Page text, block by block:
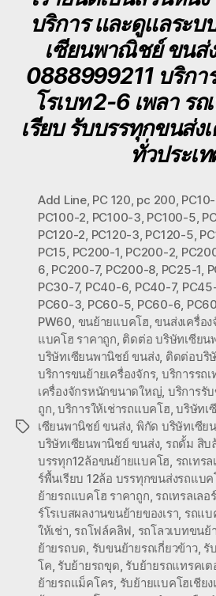
บริการ และดูแลระ
เซียนพาณิชย์ ขนส่
0888999211 บริกา
โรเบท 2-6 เพลา รถ
เรียบ รับบรรทุกขนส่ง
ทั่วประเ
Tags
Add Line, PC 120, pc 200,
PC100-2, PC100-3, PC100-5,
PC120-2, PC120-3, PC120-5,
PC15, PC200-1, PC200-2,
6, PC200-7, PC200-8, PC25-1,
PC30-7, PC40-6, PC40-7,
PC60-3, PC60-5, PC60-6,
PW60, ขนย้ายแบคโฮ,ขนส่งเครื่อง
แบคโฮ ราคาถูก, ติดต่อ บริษัทเซีย
บริษัทเซียนพานิชย์ ขนส่ง, ติดต่อบริ
บริการขนย้ายเครื่องจักร, บริการรถ
เครื่องจักรหนักขนาดใหญ่, บริการรั
ถูก, บริการให้เช่ารถแบคโฮ,บริษัทเ
เซียนพานิชย์ ขนส่ง, พิกัด บริษัทเซีย
บริษัทเซียนพานิชย์ ขนส่ง, รถดั้ม สิบ
บรรทุก12ล้อขนย้ายแบคโฮ, รถเทร
ร์พื้นเรียบ 12ล้อ บรรทุกขนส่งรถแบค
ย้ายรถแบคโฮ ราคาถูก, รถเทรลเลอ
ร์โรเบสผลงานขนย้ายของเรา, รถแบ
ให้เช่า, รถโฟล์คลิฟ, รถโลวเบทขน
ย้ายรถบด, รับขนย้ายรถเกี่ยวข้าว, รั
โค, รับย้ายรถขุด, รับย้ายรถแทรคเต
ย้ายรถแม็คโคร, รับย้ายแบคโฮเชีย